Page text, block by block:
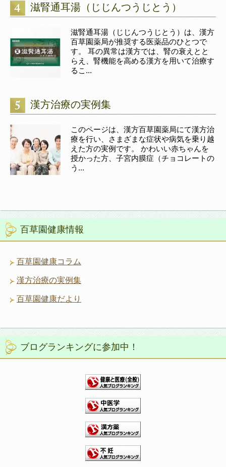
滋腎通耳湯（じじんつうじとう）
滋腎通耳湯（じじんつうじとう）は、漢方
百草園薬局が推奨する医薬品のひとつで
す。 耳の異常は漢方では、腎の衰えとと
らえ、腎機能を高める漢方を用いて治療す
るこ...
漢方治療の実例集
このページは、漢方百草園薬局にて漢方治
療を行い、さまざまな症状や病気を乗り越
えた方の実例です。 かわいい赤ちゃんを
授かった方、子宮内膜症（チョコレートの
う...
百草園健康情報
百草園健康コラム
漢方治療の実例集
百草園健康だより
ブログランキングに参加中！